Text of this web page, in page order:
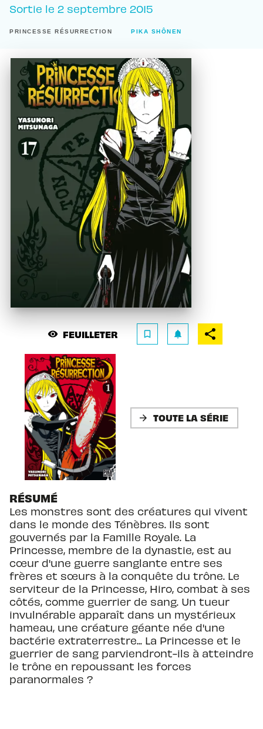
Sortie le 2 septembre 2015
PRINCESSE RÉSURRECTION PIKA SHÔNEN
visibility FEUILLETER bookmark_border notifications
arrow_forward TOUTE LA SÉRIE
RÉSUMÉ
Les monstres sont des créatures qui vivent
dans le monde des Ténèbres. Ils sont
gouvernés par la Famille Royale. La
Princesse, membre de la dynastie, est au
cœur d'une guerre sanglante entre ses
frères et sœurs à la conquête du trône. Le
serviteur de la Princesse, Hiro, combat à ses
côtés, comme guerrier de sang. Un tueur
invulnérable apparaît dans un mystérieux
hameau, une créature géante née d'une
bactérie extraterrestre... La Princesse et le
guerrier de sang parviendront-ils à atteindre
le trône en repoussant les forces
paranormales ?